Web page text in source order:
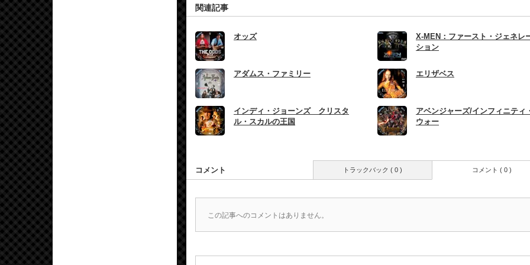
関連記事
オッズ
X-MEN：ファースト・ジェネレ
ション
アダムス・ファミリー エリザベス
インディ・ジョーンズ クリスタ
ル・スカルの王国
アベンジャーズ/インフィニティ
ウォー
コメント トラックバック ( 0 ) コメント ( 0 )
この記事へのコメントはありません。